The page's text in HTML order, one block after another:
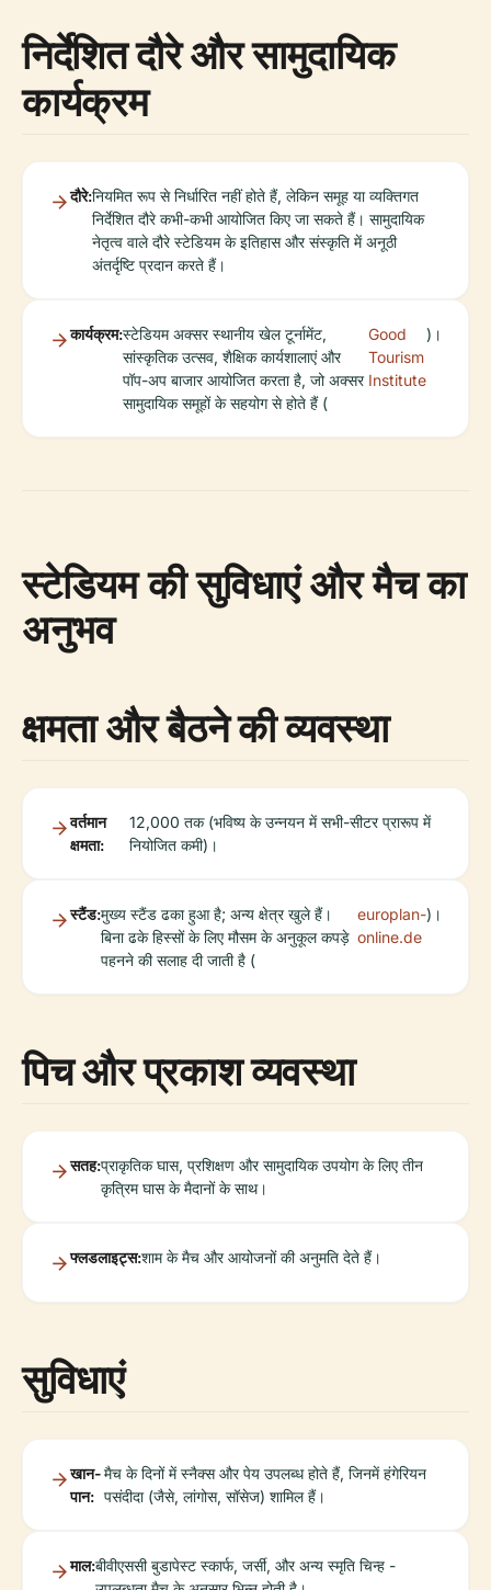
निर्देशित दौरे और सामुदायिक
कार्यक्रम
दौरे:नियमित रूप से निर्धारित नहीं होते हैं, लेकिन समूह या व्यक्तिगत
निर्देशित दौरे कभी-कभी आयोजित किए जा सकते हैं। सामुदायिक
नेतृत्व वाले दौरे स्टेडियम के इतिहास और संस्कृति में अनूठी
अंतर्दृष्टि प्रदान करते हैं।
कार्यक्रम:स्टेडियम अक्सर स्थानीय खेल टूर्नामेंट,
सांस्कृतिक उत्सव, शैक्षिक कार्यशालाएं और
पॉप-अप बाजार आयोजित करता है, जो अक्सर
सामुदायिक समूहों के सहयोग से होते हैं (
Good
Tourism
Institute
)।
स्टेडियम की सुविधाएं और मैच का
अनुभव
क्षमता और बैठने की व्यवस्था
वर्तमान
क्षमता:
12,000 तक (भविष्य के उन्नयन में सभी-सीटर प्रारूप में
नियोजित कमी)।
स्टैंड:मुख्य स्टैंड ढका हुआ है; अन्य क्षेत्र खुले हैं।
बिना ढके हिस्सों के लिए मौसम के अनुकूल कपड़े
पहनने की सलाह दी जाती है (
europlan-
online.de
)।
पिच और प्रकाश व्यवस्था
सतह:प्राकृतिक घास, प्रशिक्षण और सामुदायिक उपयोग के लिए तीन
कृत्रिम घास के मैदानों के साथ।
फ्लडलाइट्स:शाम के मैच और आयोजनों की अनुमति देते हैं।
सुविधाएं
खान-
पान:
मैच के दिनों में स्नैक्स और पेय उपलब्ध होते हैं, जिनमें हंगेरियन
पसंदीदा (जैसे, लांगोस, सॉसेज) शामिल हैं।
माल:बीवीएससी बुडापेस्ट स्कार्फ, जर्सी, और अन्य स्मृति चिन्ह -